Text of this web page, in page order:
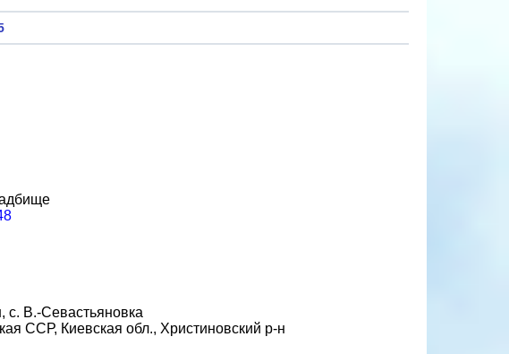
с. В.-Севастьяновка
ССР, Киевская обл., Христиновский р-н